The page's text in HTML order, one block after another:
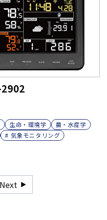
生命・環境学
農・水産学
# 気象モニタリング
Next